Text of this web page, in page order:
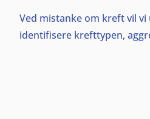
Ved mistanke om kreft vil
identifisere krefttypen,